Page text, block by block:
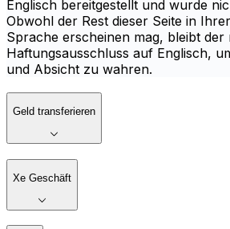
Englisch bereitgestellt und wurde
Obwohl der Rest dieser Seite in
Sprache erscheinen mag, bleibt der
Haftungsausschluss auf Englisch,
und Absicht zu wahren.
Geld transferieren
Xe Geschäft